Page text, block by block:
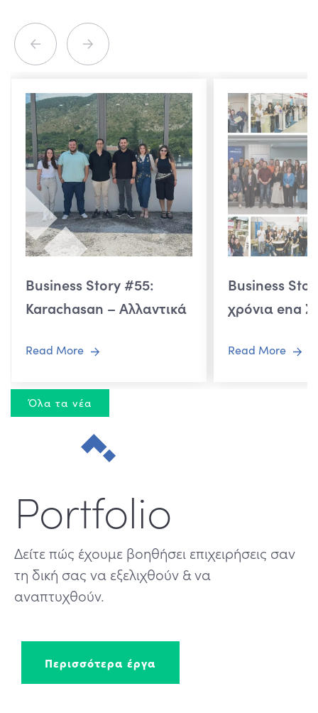
Business Story #55:
Karachasan – Αλλαντικά
Read More
Business
χρόνια ena
Read More
Όλα τα νέα
Portfolio
Δείτε πώς έχουμε βοηθήσει επιχειρήσεις σαν
τη δική σας να εξελιχθούν & να
αναπτυχθούν.
Περισσότερα έργα